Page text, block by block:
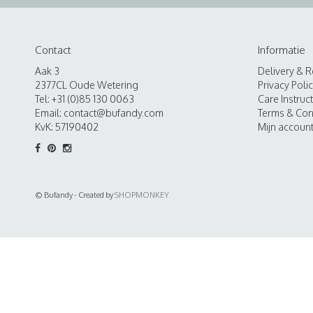
Contact
Aak 3
2377CL Oude Wetering
Tel: +31 (0)85 130 0063
Email: contact@bufandy.com
KvK: 57190402
Informatie
Delivery &
Privacy
Care
Terms &
Mijn account
© Bufandy - Created bySHOPMONKEY